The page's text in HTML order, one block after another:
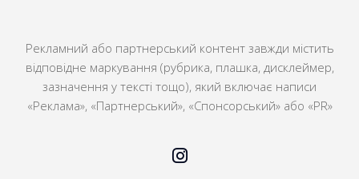
Рекламний або партнерський контент завжди містить
відповідне маркування (рубрика, плашка, дисклеймер,
зазначення у тексті тощо), який включає написи
«Реклама», «Партнерський», «Спонсорський» або «PR»